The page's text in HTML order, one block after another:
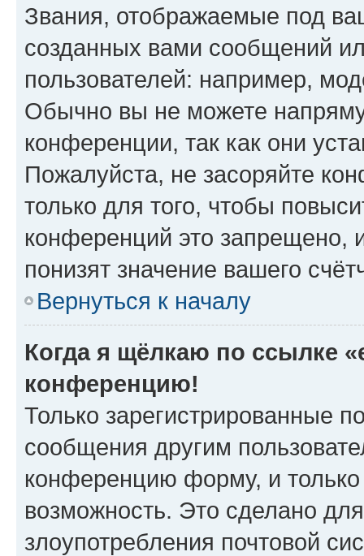
Звания, отображаемые под
созданных вами сообщений
пользователей: например,
Обычно вы не можете
конференции, так как они
Пожалуйста, не засоряйте
только для того, чтобы
конференций это запрещено,
понизят значение вашего
Вернуться к началу
Когда я щёлкаю по ссылке
конференцию!
Только зарегистрированные
сообщения другим
конференцию форму, и
возможность. Это сделано
злоупотребления почтовой